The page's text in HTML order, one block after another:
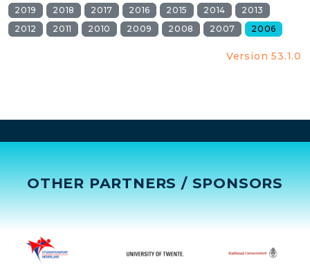
2019
2018 2017 2016 2015 2014
2013
2012
2011 2010 2009 2008 2007 2006
Version 53.1.0
OTHER PARTNERS / SPONSORS